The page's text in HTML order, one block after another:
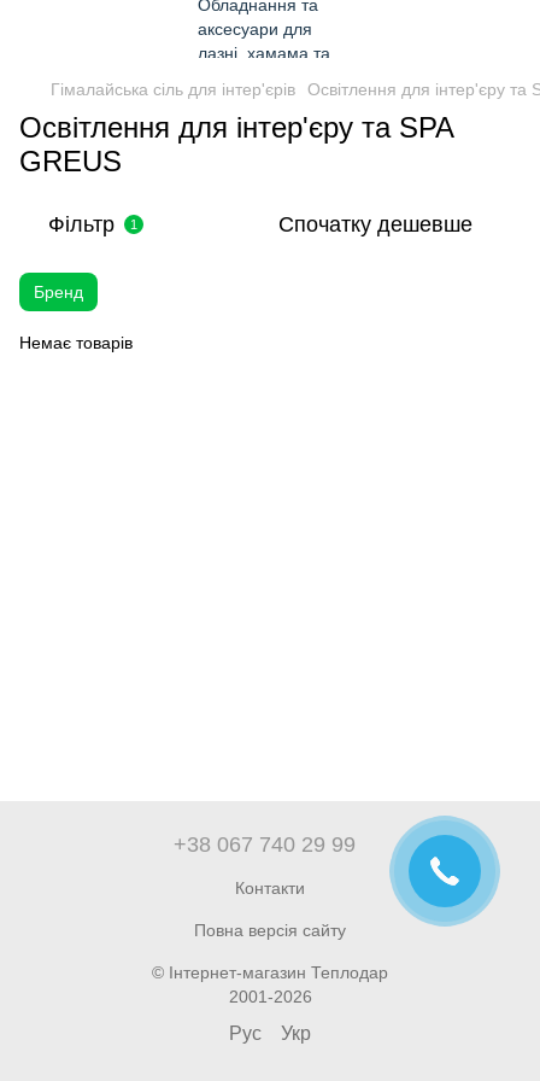
Гімалайська сіль для інтер'єрів Освітлення для інтер'єру та
Освітлення для інтер'єру та SPA
GREUS
Фільтр 1 Спочатку дешевше
Бренд
Немає товарів
+38 067 740 29 99
Контакти
Повна версія сайту
© Інтернет-магазин Теплодар
2001-2026
Рус Укр